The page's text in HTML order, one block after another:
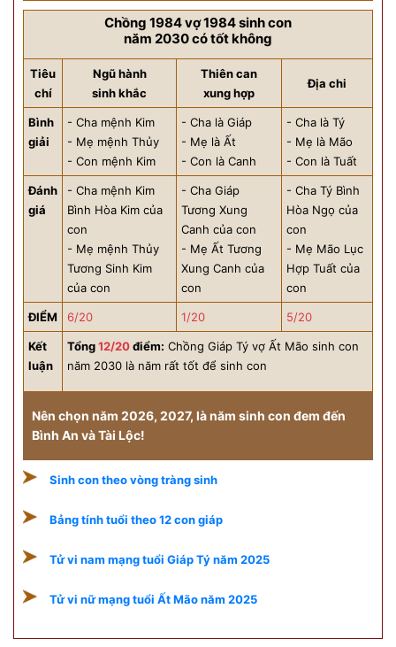
Chồng 1984 vợ 1984 sinh con
năm 2030 có tốt không
Tiêu
chí
Ngũ hành
sinh khắc
Thiên can
xung hợp
Địa chi
Bình
giải
- Cha mệnh Kim
- Mẹ mệnh Thủy
- Con mệnh Kim
- Cha là Giáp
- Mẹ là Ất
- Con là Canh
- Cha là Tý
- Mẹ là Mão
- Con là Tuất
Đánh
giá
- Cha mệnh Kim
Bình Hòa Kim của
con
- Mẹ mệnh Thủy
Tương Sinh Kim
của con
- Cha Giáp
Tương Xung
Canh của con
- Mẹ Ất Tương
Xung Canh của
con
- Cha Tý Bình
Hòa Ngọ của
con
- Mẹ Mão Lục
Hợp Tuất của
con
ĐIỂM 6/20 1/20 5/20
Kết
luận
Tổng12/20điểm: Chồng Giáp Tý vợ Ất Mão sinh con
năm 2030 là năm rất tốt để sinh con
Nên chọn năm 2026, 2027, là năm sinh con đem đến
Bình An và Tài Lộc!
Sinh con theo vòng tràng sinh
Bảng tính tuổi theo 12 con giáp
Tử vi nam mạng tuổi Giáp Tý năm 2025
Tử vi nữ mạng tuổi Ất Mão năm 2025